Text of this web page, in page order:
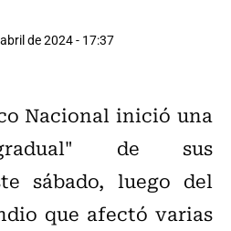
de 2024 - 17:37
Nacional inició una
de sus
sábado, luego del
que afectó varias